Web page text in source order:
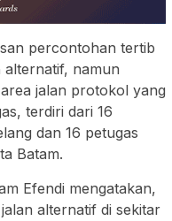
percontohan tertib
alternatif, namun
jalan protokol yang
terdiri dari 16
dan 16 petugas
Batam.
Efendi mengatakan,
alternatif di sekitar